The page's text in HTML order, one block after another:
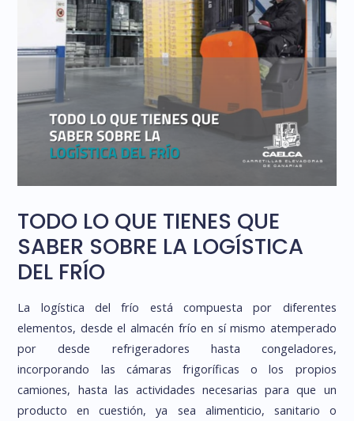
TODO LO QUE TIENES QUE
SABER SOBRE LA LOGÍSTICA
DEL FRÍO
La logística del frío está compuesta por diferentes
elementos, desde el almacén frío en sí mismo atemperado
por desde refrigeradores hasta congeladores,
incorporando las cámaras frigoríficas o los propios
camiones, hasta las actividades necesarias para que un
producto en cuestión, ya sea alimenticio, sanitario o